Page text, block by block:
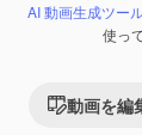
Premium
AI 動画生成ツー
使っ
動画を編